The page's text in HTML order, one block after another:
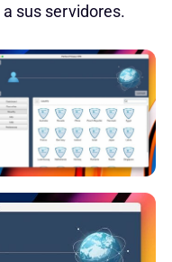
sus servidores.